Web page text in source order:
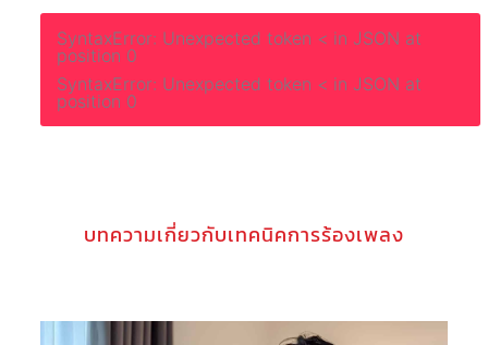
SyntaxError: Unexpected token < in JSON at
position 0
SyntaxError: Unexpected token < in JSON at
position 0
บทความเกี่ยวกับเทคนิคการร้องเพลง